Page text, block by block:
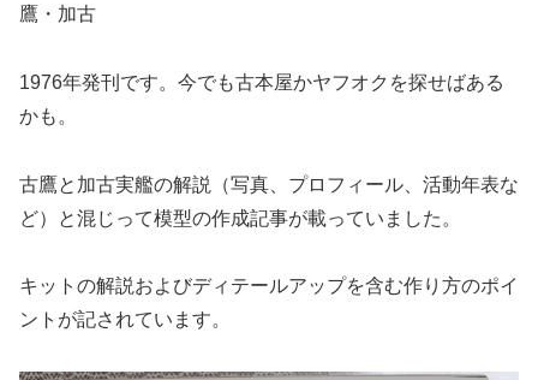
鷹・加古
1976年発刊です。今でも古本屋かヤフオクを探せばある
かも。
古鷹と加古実艦の解説（写真、プロフィール、活動年表な
ど）と混じって模型の作成記事が載っていました。
キットの解説およびディテールアップを含む作り方のポイ
ントが記されています。